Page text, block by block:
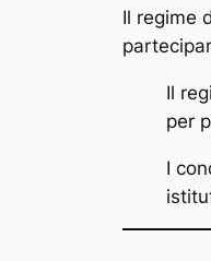
Il regime
Il
per
I